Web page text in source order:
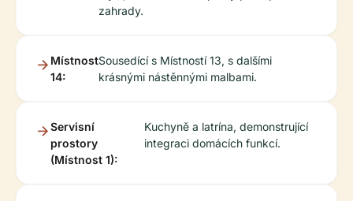
zahrady.
Místnost
14:
Sousedící s Místností 13, s dalšími
krásnými nástěnnými malbami.
Servisní
prostory
(Místnost 1):
Kuchyně a latrína, demonstrující
integraci domácích funkcí.